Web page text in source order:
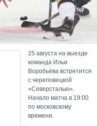
25 августа на выезде
команда Ильи
Воробьёва встретится
с череповецкой
«Северсталью».
Начало матча в 19:00
по московскому
времени.